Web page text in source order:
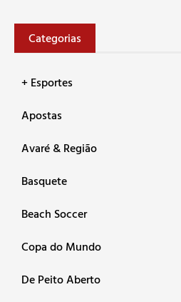
Categorias
+ Esportes
Apostas
Avaré & Região
Basquete
Beach Soccer
Copa do Mundo
De Peito Aberto